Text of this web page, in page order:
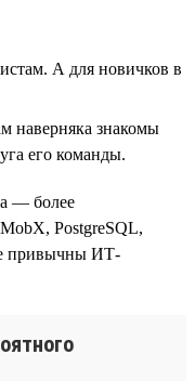
А для новичков в
наверняка знакомы
его команды.
— более
PostgreSQL,
привычны ИТ-